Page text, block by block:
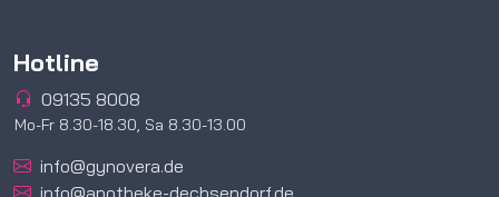
Hotline
09135 8008
Mo-Fr 8.30-18.30, Sa 8.30-13.00
info@gynovera.de
info@apotheke-dechsendorf.de